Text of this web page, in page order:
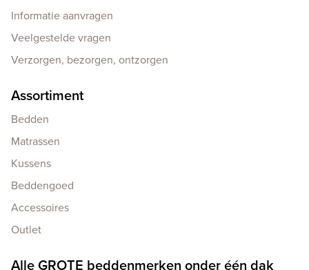
Informatie aanvragen
Veelgestelde vragen
Verzorgen, bezorgen, ontzorgen
Assortiment
Bedden
Matrassen
Kussens
Beddengoed
Accessoires
Outlet
Alle GROTE beddenmerken onder één dak